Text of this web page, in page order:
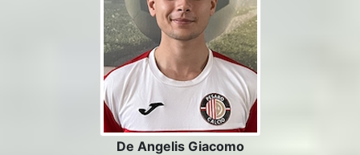
De Angelis Giacomo